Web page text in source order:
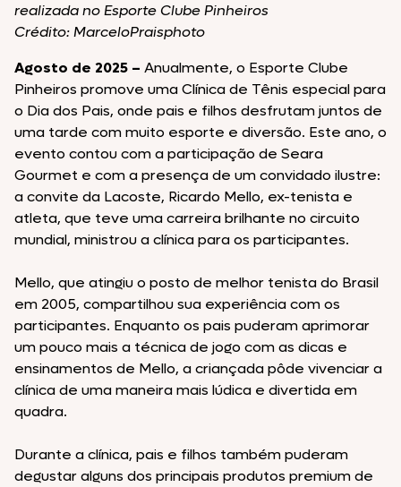
realizada no Esporte Clube Pinheiros
Crédito: MarceloPraisphoto
Agosto de 2025 – Anualmente, o Esporte Clube
Pinheiros promove uma Clínica de Tênis especial para
o Dia dos Pais, onde pais e filhos desfrutam juntos de
uma tarde com muito esporte e diversão. Este ano, o
evento contou com a participação de Seara
Gourmet e com a presença de um convidado ilustre:
a convite da Lacoste, Ricardo Mello, ex-tenista e
atleta, que teve uma carreira brilhante no circuito
mundial, ministrou a clínica para os participantes.
Mello, que atingiu o posto de melhor tenista do Brasil
em 2005, compartilhou sua experiência com os
participantes. Enquanto os pais puderam aprimorar
um pouco mais a técnica de jogo com as dicas e
ensinamentos de Mello, a criançada pôde vivenciar a
clínica de uma maneira mais lúdica e divertida em
quadra.
Durante a clínica, pais e filhos também puderam
degustar alguns dos principais produtos premium de